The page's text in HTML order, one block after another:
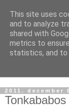
2011. december
This site uses
and to analyze
shared with
metrics to
statistics, and to